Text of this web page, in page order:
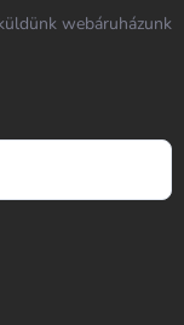
webáruházunk